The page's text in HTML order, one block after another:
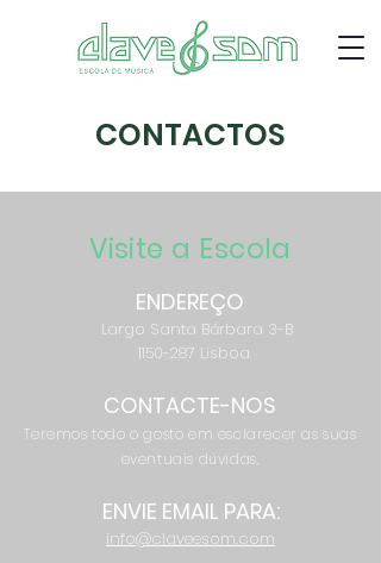
CONTACTOS
Visite a Escola
ENDEREÇO
Largo Santa Bárbara 3-B
1150-287 Lisboa
CONTACTE-NOS
Teremos todo o gosto em esclarecer as suas
eventuais dúvidas.
ENVIE EMAIL PARA:
info@claveesom.com